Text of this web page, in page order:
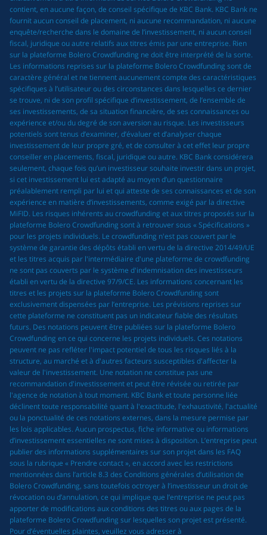
contient, en aucune façon, de conseil spécifique de KBC Bank. KBC Bank ne
fournit aucun conseil de placement, ni aucune recommandation, ni aucune
enquête/recherche dans le domaine de l’investissement, ni aucun conseil
fiscal, juridique ou autre relatifs aux titres émis par une entreprise. Rien
sur la plateforme Bolero Crowdfunding ne doit être interprété de la sorte.
Les informations reprises sur la plateforme Bolero Crowdfunding sont de
caractère général et ne tiennent aucunement compte des caractéristiques
spécifiques à l’utilisateur ou des circonstances dans lesquelles ce dernier
se trouve, ni de son profil spécifique d’investissement, de l’ensemble de
ses investissements, de sa situation financière, de ses connaissances ou
expérience et/ou du degré de son aversion au risque. Les investisseurs
potentiels sont tenus d’examiner, d’évaluer et d’analyser chaque
investissement de leur propre gré, et de consulter à cet effet leur propre
conseiller en placements, fiscal, juridique ou autre. KBC Bank considérera
seulement, chaque fois qu’un investisseur souhaite investir dans un projet,
si cet investissement lui est adapté au moyen d’un questionnaire
préalablement rempli par lui et qui atteste de ses connaissances et de son
expérience en matière d’investissements, comme exigé par la directive
MiFID. Les risques inhérents au crowdfunding et aux titres proposés sur la
plateforme Bolero Crowdfunding sont à retrouver sous « Spécifications »
pour les projets individuels. Le crowdfunding n'est pas couvert par le
système de garantie des dépôts établi en vertu de la directive 2014/49/UE
et les titres acquis par l'intermédiaire d'une plateforme de crowdfunding
ne sont pas couverts par le système d'indemnisation des investisseurs
établi en vertu de la directive 97/9/CE. Les informations concernant les
titres et les projets sur la plateforme Bolero Crowdfunding sont
exclusivement dispensées par l’entreprise. Les prévisions reprises sur
cette plateforme ne constituent pas un indicateur fiable des résultats
futurs. Des notations peuvent être publiées sur la plateforme Bolero
Crowdfunding en ce qui concerne les projets individuels. Ces notations
peuvent ne pas refléter l'impact potentiel de tous les risques liés à la
structure, au marché et à d'autres facteurs susceptibles d'affecter la
valeur de l'investissement. Une notation ne constitue pas une
recommandation d'investissement et peut être révisée ou retirée par
l'agence de notation à tout moment. KBC Bank et toute personne liée
déclinent toute responsabilité quant à l'exactitude, l'exhaustivité, l'actualité
ou la ponctualité de ces notations externes, dans la mesure permise par
les lois applicables. Aucun prospectus, fiche informative ou informations
d’investissement essentielles ne sont mises à disposition. L’entreprise peut
publier des informations supplémentaires sur son projet dans les FAQ
sous la rubrique « Prendre contact », en accord avec les restrictions
mentionnées dans l’article 8.3 des Conditions générales d’utilisation de
Bolero Crowdfunding, sans toutefois octroyer à l’investisseur un droit de
révocation ou d’annulation, ce qui implique que l’entreprise ne peut pas
apporter de modifications aux conditions des titres ou aux pages de la
plateforme Bolero Crowdfunding sur lesquelles son projet est présenté.
Pour d’éventuelles plaintes, veuillez vous adresser à